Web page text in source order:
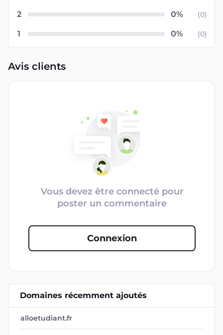
2 (0)
1 (0)
Avis clients
Vous devez être connecté pour
poster un commentaire
Connexion
Domaines récemment ajoutés
alloetudiant.fr